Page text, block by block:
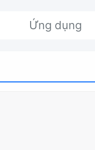
Ứng dụng